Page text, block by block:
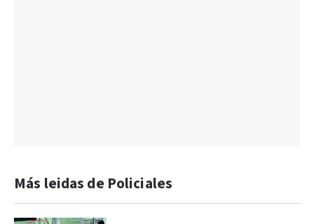
Más leidas de Policiales